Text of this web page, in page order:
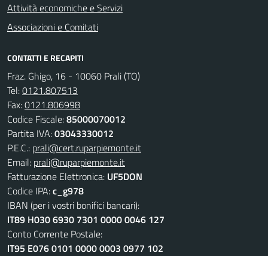
Attività economiche e Servizi
Associazioni e Comitati
CONTATTI E RECAPITI
Fraz. Ghigo, 16 - 10060 Prali (TO)
Tel:0121.807513
Fax:0121.806998
Codice Fiscale:85000070012
Partita IVA:03043330012
P.E.C.: prali@cert.ruparpiemonte.it
Email: prali@ruparpiemonte.it
Fatturazione Elettronica: UF5DON
Codice IPA:c_g978
IBAN (per i vostri bonifici bancari):
IT89 H030 6930 7301 0000 0046 127
Conto Corrente Postale:
IT95 E076 0101 0000 0003 0977 102